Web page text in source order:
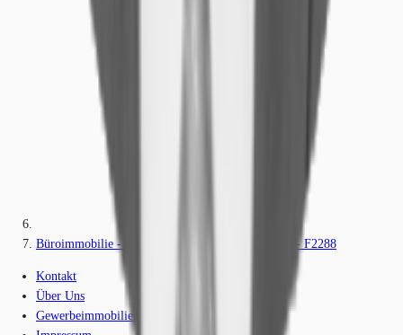
Büroimmobilie - Frankfurt am Main, Bockenheim - F2288
Kontakt
Über Uns
Gewerbeimmobilien-Lexikon